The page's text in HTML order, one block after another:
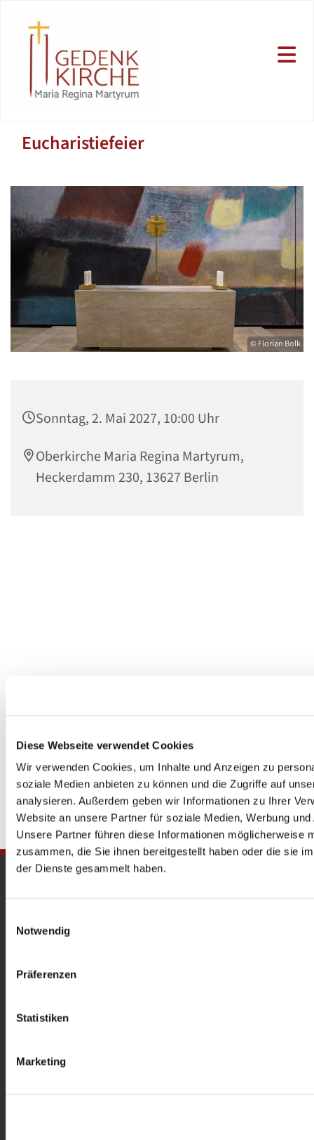
Diese Webseite verwendet Cookies
Wir verwenden Cookies, um Inhalte und Anzeigen zu
soziale Medien anbieten zu können und die Zugriffe auf
analysieren. Außerdem geben wir Informationen zu Ihrer
Website an unsere Partner für soziale Medien, Werbung
Unsere Partner führen diese Informationen möglicherweise
zusammen, die Sie ihnen bereitgestellt haben oder die sie
der Dienste gesammelt haben.
Notwendig
Präferenzen
Statistiken
Marketing
Eucharistiefeier
© Florian Bolk
Sonntag, 2. Mai 2027, 10:00 Uhr
Oberkirche Maria Regina Martyrum,
Heckerdamm 230, 13627 Berlin
Heckerdamm 230, 13627 Berlin |
Offene Kirche: Täglich 08-18 Uhr